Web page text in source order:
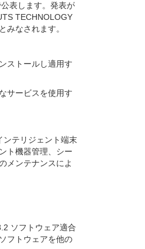
表します。発表が
TECHNOLOGY
みなされます。
ストールし適用す
サービスを使用す
ンテリジェント端末
ト機器管理、シー
メンテナンスによ
ソフトウェア適合
フトウェアを他の